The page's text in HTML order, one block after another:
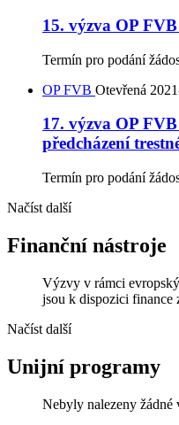
15. výzva OP
Termín pro podání
OP FVB Otevřená
17. výzva OP
předcházení
Termín pro podání
Načíst další
Finanční nástroje
Výzvy v rámci
jsou k dispozici finance
Načíst další
Unijní programy
Nebyly nalezeny žádné